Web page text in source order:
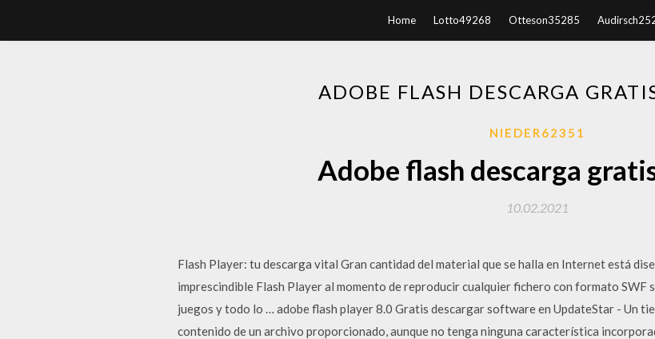
Home Lotto49268 Otteson35285
ADOBE FLASH DESCARGA
NIEDER62351
Adobe flash descarga
10.02.2021
Flash Player: tu descarga vital Gran cantidad del material que se halla en Internet está
imprescindible Flash Player al momento de reproducir cualquier fichero con formato SWF
juegos y todo lo … adobe flash player 8.0 Gratis descargar software en UpdateStar - Un
contenido de un archivo proporcionado, aunque no tenga ninguna característica